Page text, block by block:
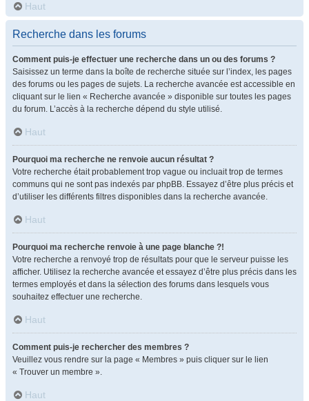
Haut
Recherche dans les forums
Comment puis-je effectuer une recherche dans un ou des forums ?
Saisissez un terme dans la boîte de recherche située sur l’index, les pages
des forums ou les pages de sujets. La recherche avancée est accessible en
cliquant sur le lien « Recherche avancée » disponible sur toutes les pages
du forum. L’accès à la recherche dépend du style utilisé.
Haut
Pourquoi ma recherche ne renvoie aucun résultat ?
Votre recherche était probablement trop vague ou incluait trop de termes
communs qui ne sont pas indexés par phpBB. Essayez d’être plus précis et
d’utiliser les différents filtres disponibles dans la recherche avancée.
Haut
Pourquoi ma recherche renvoie à une page blanche ?!
Votre recherche a renvoyé trop de résultats pour que le serveur puisse les
afficher. Utilisez la recherche avancée et essayez d’être plus précis dans les
termes employés et dans la sélection des forums dans lesquels vous
souhaitez effectuer une recherche.
Haut
Comment puis-je rechercher des membres ?
Veuillez vous rendre sur la page « Membres » puis cliquer sur le lien
« Trouver un membre ».
Haut